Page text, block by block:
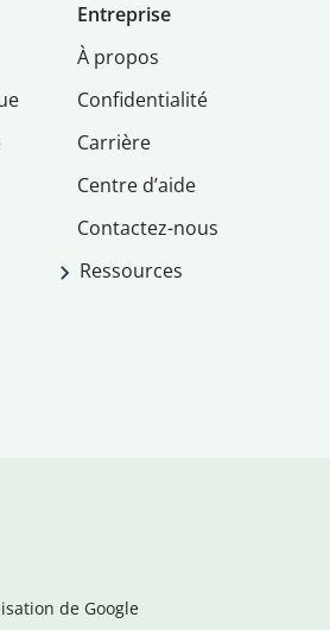
Entreprise
À propos
Confidentialité
Carrière
Centre d’aide
Contactez-nous
Ressources
de Google